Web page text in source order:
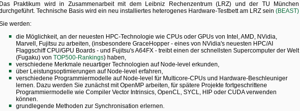
Das Praktikum wird in Zusammenarbeit mit dem Leibniz Rechenzentrum (LRZ) und der TU München
Technische Basis wird ein neu installiertes heterogenes Hardware-Testbett am LRZ sein (BEAST)
werden:
die Möglichkeit, an der neuesten HPC-Technologie wie CPUs oder GPUs von Intel, AMD, NVidia,
Marvell, Fujitsu zu arbeiten, (insbesondere GraceHopper - eines von NVidia's neuesten HPC/AI
Flaggschiff CPU/GPU Boards - und Fujitsu's A64FX - treibt einen der schnellsten Supercomputer der Welt
(Fugaku) von TOP500-Rankings) haben,
verschiedene Merkmale neuartiger Technologien auf Node-level erkunden,
über Leistungsoptimierungen auf Node-level erfahren,
verschiedene Programmiermodelle auf Node-level für Multicore-CPUs und Hardware-Beschleuniger
lernen. Dazu werden Sie zunächst mit OpenMP arbeiten, für spätere Projekte fortgeschrittene
Programmiermodelle wie Compiler Vector Intrinsics, OpenCL, SYCL, HIP oder CUDA verwenden
können.
grundlegende Methoden zur Synchronisation erlernen.